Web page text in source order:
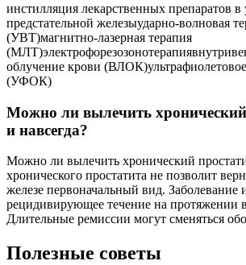
инстилляция лекарственных препаратов в
предстательной железыударно-волновая
(УВТ)магнитно-лазерная терапия
облучение крови
(УФОК)
Можно ли вылечить хронический
и навсегда?
Можно ли вылечить хронический
хронического простатита не позволит
железе первоначальный вид. Заболевание
рецидивирующее течение на протяжении
Длительные ремиссии могут сменяться
Полезные советы